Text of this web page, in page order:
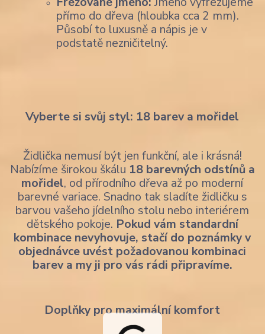
přímo do dřeva (hloubka cca 2 mm).
Působí to luxusně a nápis je v
podstatě nezničitelný.
Vyberte si svůj styl: 18 barev a mořidel
Židlička nemusí být jen funkční, ale i krásná!
Nabízíme širokou škálu 18 barevných odstínů a
mořidel, od přírodního dřeva až po moderní
barevné variace. Snadno tak sladíte židličku s
barvou vašeho jídelního stolu nebo interiérem
dětského pokoje. Pokud vám standardní
kombinace nevyhovuje, stačí do poznámky v
objednávce uvést požadovanou kombinaci
barev a my ji pro vás rádi připravíme.
Doplňky pro maximální komfort